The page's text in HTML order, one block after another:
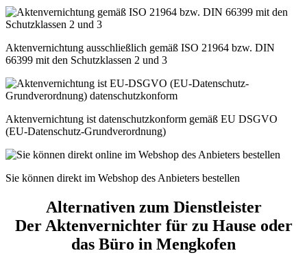
Aktenvernichtung ausschließlich gemäß ISO 21964 bzw. DIN
66399 mit den Schutzklassen 2 und 3
Aktenvernichtung ist datenschutzkonform gemäß EU DSGVO
(EU-Datenschutz-Grundverordnung)
Sie können direkt im Webshop des Anbieters bestellen
Alternativen zum Dienstleister
Der Aktenvernichter für zu Hause oder
das Büro in Mengkofen